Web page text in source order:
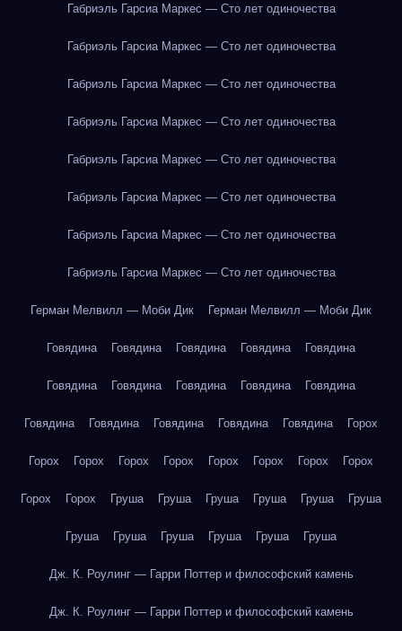
Габриэль Гарсиа Маркес — Сто лет одиночества
Габриэль Гарсиа Маркес — Сто лет одиночества
Габриэль Гарсиа Маркес — Сто лет одиночества
Габриэль Гарсиа Маркес — Сто лет одиночества
Габриэль Гарсиа Маркес — Сто лет одиночества
Габриэль Гарсиа Маркес — Сто лет одиночества
Габриэль Гарсиа Маркес — Сто лет одиночества
Габриэль Гарсиа Маркес — Сто лет одиночества
Герман Мелвилл — Моби Дик Герман Мелвилл — Моби Дик
Говядина Говядина Говядина Говядина Говядина
Говядина Говядина Говядина Говядина Говядина
Говядина Говядина Говядина Говядина Говядина Горох
Горох Горох Горох Горох Горох Горох Горох Горох
Горох Горох Груша Груша Груша Груша Груша Груша
Груша Груша Груша Груша Груша Груша
Дж. К. Роулинг — Гарри Поттер и философский камень
Дж. К. Роулинг — Гарри Поттер и философский камень